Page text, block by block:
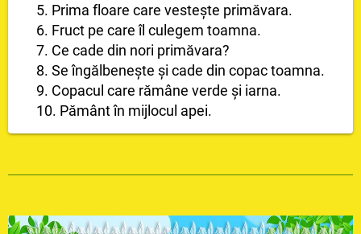
5. Prima floare care vestește primăvara.
6. Fruct pe care îl culegem toamna.
7. Ce cade din nori primăvara?
8. Se îngălbenește și cade din copac toamna.
9. Copacul care rămâne verde și iarna.
10. Pământ în mijlocul apei.